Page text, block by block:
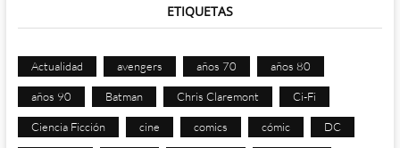
ETIQUETAS
Actualidad avengers años 70 años 80
años 90 Batman Chris Claremont Ci-Fi
Ciencia Ficción cine comics cómic DC